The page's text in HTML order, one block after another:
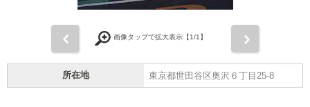
画像タップで拡大表示【1/1】
所在地 東京都世田谷区奥沢６丁目25-8